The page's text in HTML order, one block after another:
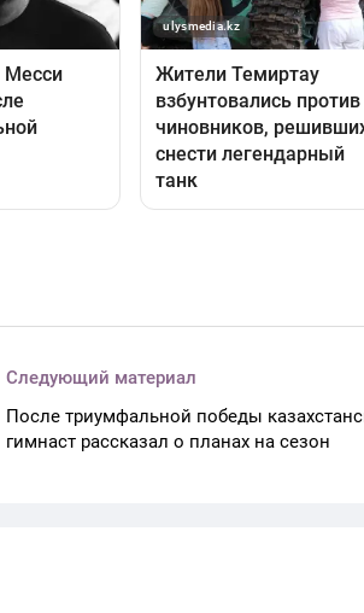
Следующий материал
После триумфальной победы
гимнаст рассказал о планах на сезон